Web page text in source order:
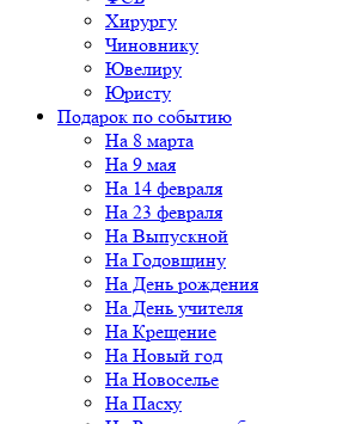
Хирургу
Чиновнику
Ювелиру
Юристу
Подарок по событию
На 8 марта
На 9 мая
На 14 февраля
На 23 февраля
На Выпускной
На Годовщину
На День рождения
На День учителя
На Крещение
На Новый год
На Новоселье
На Пасху